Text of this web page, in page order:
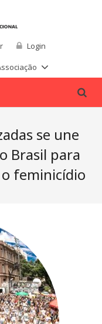
Login
se une
Brasil para
feminicídio